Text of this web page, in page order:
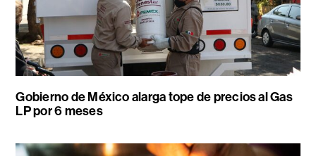
Gobierno de México alarga tope de precios al Gas
LP por 6 meses